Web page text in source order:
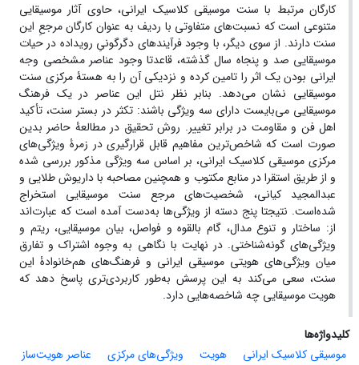
کارگان مرتبط با سنت موسیقی کلاسیک ایرانی، حاوی آثار موسیقایی
متنوعی است که نسبت‌های‌ متفاوتی با ردیف به عنوان کارگان مرجعِ این
سنت دارند. از سوی دیگر، با وجود فرآیندهای دگرگونیِ رویداده در حیات
موسیقایی صد و پنجاه سال گذشته، قاعدتا وجود عناصر مشخصی وجه
ایرانی بودن یک اثر را تامین کرده و نزدیکی آن را به هستۀ مرکزی سنت
موسیقایی نشان می‌دهد. بنابر نظر نتل این عناصر در یک فرهنگ
موسیقایی می‌بایست دارای سه ویژگی باشند: تکثر در بستر سنت، تأکید
اهل فن و مقاومت در برابر تغییر. روش تحقیق در مطالعۀ حاضر بدین
صورت است که شاخص‌ترین مفاهیم قابل قرارگیری در زمرۀ ویژگی‌های
مرکزی موسیقی کلاسیک ایرانی، بر اساس سه ویژگی مذکور بررسی شده
و از طریق استقرا در منابع مکتوب و همچنین مصاحبه با داریوش طلایی و
عبدالمجید کیانی، شخصیت‌های مرجع سنت موسیقایی استخراج
شده‌است. نتیجتا پنج دسته از ویژگی‌ها به‌دست آمده است که عبارت‌اند
از: ساختار و تنوع مدال، گام بالقوه و فواصل، بیان موسیقایی، ریتم و
ویژگی‌های گونه‌شناختی. در نهایت با نگاهی به وجوه اشتراک و تفارق
میان ویژگی‌های هویتی موسیقی ایرانی و فرهنگ‌های هم‌خانوادۀ این
سنت، سعی می‌کند به این پرسش به‌طور کاربردی‌تری پاسخ دهد که
هویت موسیقایی چه شاخصه‌هایی دارد.
کلیدواژه‌ها
موسیقی کلاسیک ایرانی
هویت ویژگی‌های مرکزی
عناصر هویت‌ساز